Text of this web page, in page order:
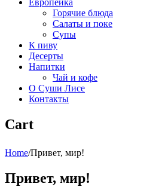
Европейка
Горячие блюда
Салаты и поке
Супы
К пиву
Десерты
Напитки
Чай и кофе
О Суши Лисе
Контакты
Cart
Home/Привет, мир!
Привет, мир!